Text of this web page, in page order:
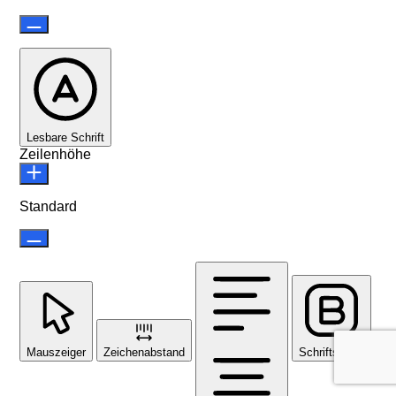
Lesbare Schrift
Zeilenhöhe
Standard
Mauszeiger Zeichenabstand Schriftstärke